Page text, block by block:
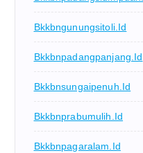
Bkkbngunungsitoli.id
Bkkbnpadangpanjang.id
Bkkbnsungaipenuh.id
Bkkbnprabumulih.id
Bkkbnpagaralam.id